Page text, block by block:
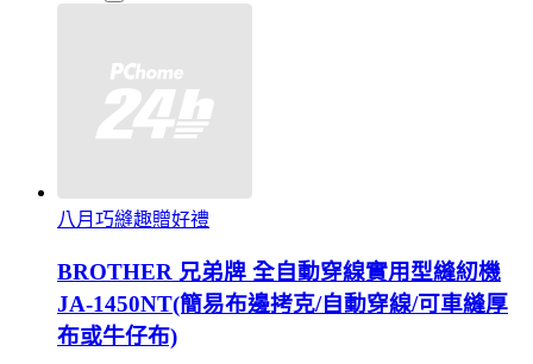
八月巧縫趣贈好禮
BROTHER 兄弟牌 全自動穿線實用型縫紉機
JA-1450NT(簡易布邊拷克/自動穿線/可車縫厚
布或牛仔布)